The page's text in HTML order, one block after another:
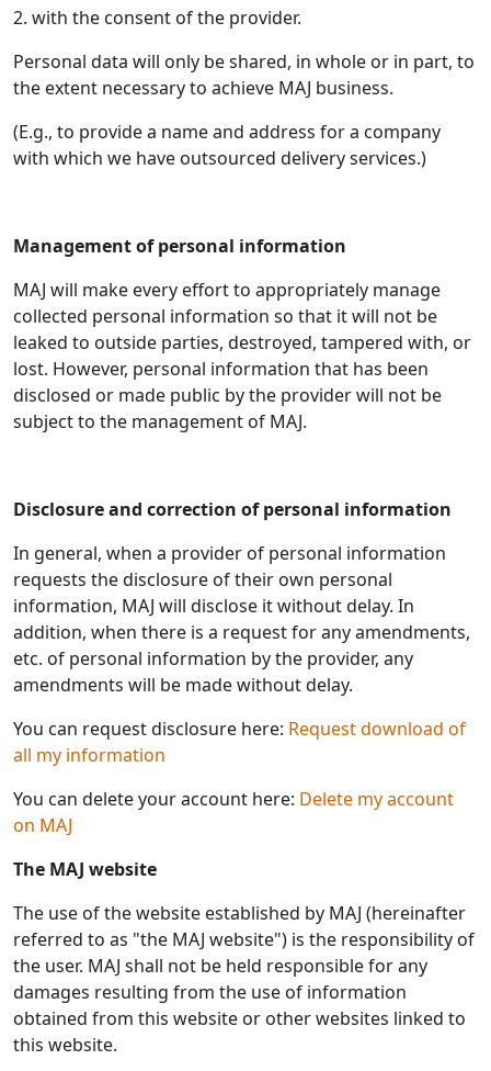
2. with the consent of the provider.
Personal data will only be shared, in whole or in part, to
the extent necessary to achieve MAJ business.
(E.g., to provide a name and address for a company
with which we have outsourced delivery services.)
Management of personal information
MAJ will make every effort to appropriately manage
collected personal information so that it will not be
leaked to outside parties, destroyed, tampered with, or
lost. However, personal information that has been
disclosed or made public by the provider will not be
subject to the management of MAJ.
Disclosure and correction of personal information
In general, when a provider of personal information
requests the disclosure of their own personal
information, MAJ will disclose it without delay. In
addition, when there is a request for any amendments,
etc. of personal information by the provider, any
amendments will be made without delay.
You can request disclosure here: Request download of
all my information
You can delete your account here: Delete my account
on MAJ
The MAJ website
The use of the website established by MAJ (hereinafter
referred to as "the MAJ website") is the responsibility of
the user. MAJ shall not be held responsible for any
damages resulting from the use of information
obtained from this website or other websites linked to
this website.